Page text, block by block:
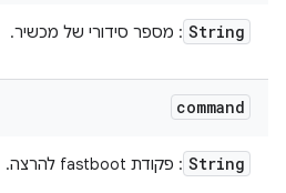
String : מספר סידורי של מכשיר.
command
String : פקודת fastboot להרצה.